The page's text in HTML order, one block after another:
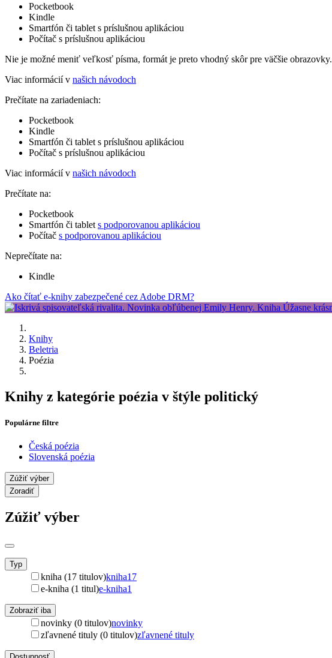
Pocketbook
Kindle
Smartfón či tablet s príslušnou aplikáciou
Počítač s príslušnou aplikáciou
Nie je možné meniť veľkosť písma, formát je preto vhodný skôr pre väčšie obrazovky.
Viac informácií v našich návodoch
Prečítate na zariadeniach:
Pocketbook
Kindle
Smartfón či tablet s príslušnou aplikáciou
Počítač s príslušnou aplikáciou
Viac informácií v našich návodoch
Prečítate na:
Pocketbook
Smartfón či tablet s podporovanou aplikáciou
Počítač s podporovanou aplikáciou
Neprečítate na:
Kindle
Ako čítať e-knihy zabezpečené cez Adobe DRM?
Knihy
Beletria
Poézia
Knihy z kategórie poézia v štýle politický
Populárne filtre
Česká poézia
Slovenská poézia
Zúžiť výber
Zoradiť
Zúžiť výber
Typ
kniha (17 titulov)kniha17
e-kniha (1 titul)e-kniha1
Zobraziť iba
novinky (0 titulov)novinky
zľavnené tituly (0 titulov)zľavnené tituly